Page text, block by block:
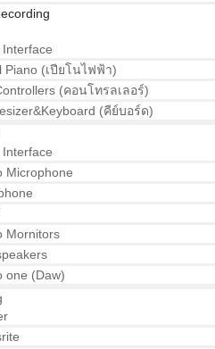
Piano (เปียโนไฟฟ้า)
(คอนโทรลเลอร์)
(คีย์บอร์ด)
Microphone
Mornitors
one (Daw)